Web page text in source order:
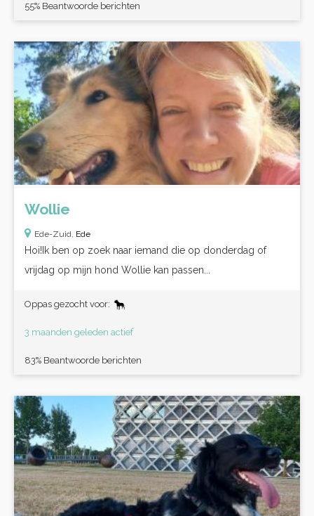
55% Beantwoorde berichten
Wollie
Ede-Zuid, Ede
Hoi!Ik ben op zoek naar iemand die op donderdag of
vrijdag op mijn hond Wollie kan passen...
Oppas gezocht voor:
3 maanden geleden actief
83% Beantwoorde berichten